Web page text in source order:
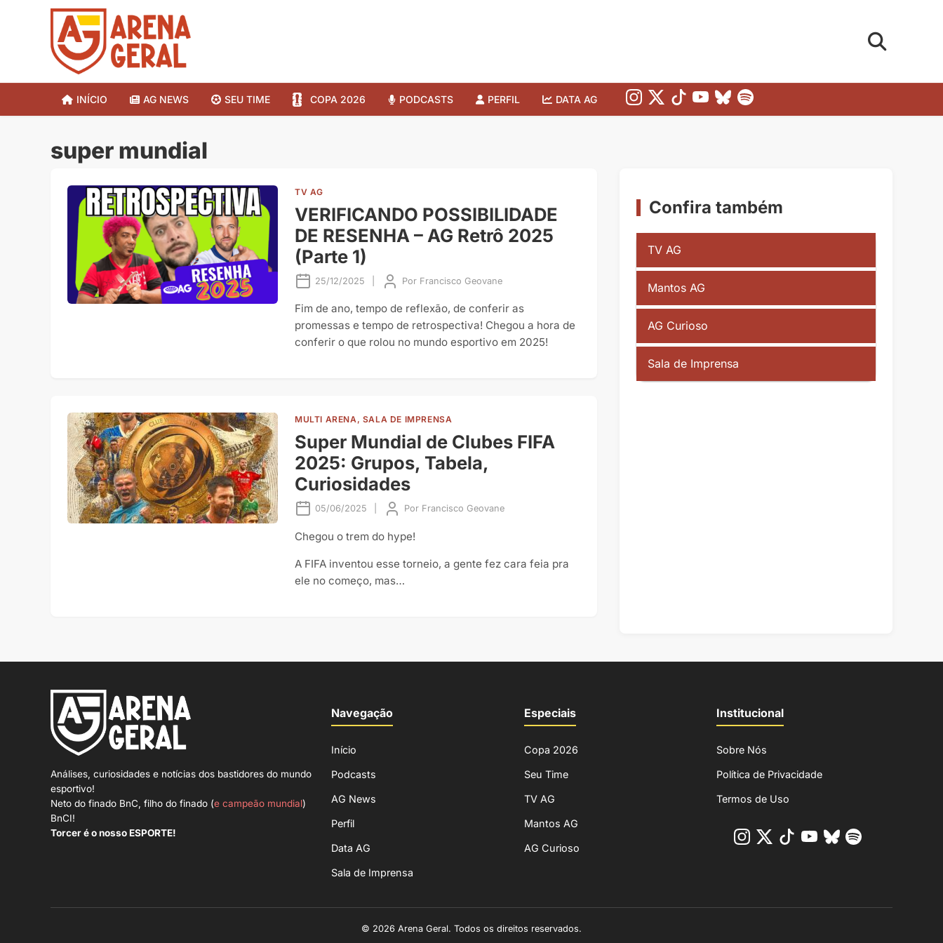
INÍCIO AG NEWS SEU TIME COPA 2026 PODCASTS PERFIL DATA AG
super mundial
TV AG
VERIFICANDO POSSIBILIDADE
DE RESENHA – AG Retrô 2025
(Parte 1)
25/12/2025 Por Francisco Geovane
Fim de ano, tempo de reflexão, de conferir as
promessas e tempo de retrospectiva! Chegou a hora de
conferir o que rolou no mundo esportivo em 2025!
MULTI ARENA, SALA DE IMPRENSA
Super Mundial de Clubes FIFA
2025: Grupos, Tabela,
Curiosidades
05/06/2025 Por Francisco Geovane
Chegou o trem do hype!
A FIFA inventou esse torneio, a gente fez cara feia pra
ele no começo, mas…
Confira também
TV AG
Mantos AG
AG Curioso
Sala de Imprensa
Análises, curiosidades e notícias dos bastidores do mundo
esportivo!
Neto do finado BnC, filho do finado (e campeão mundial)
BnCI!
Torcer é o nosso ESPORTE!
Navegação
Início
Podcasts
AG News
Perfil
Data AG
Sala de Imprensa
Especiais
Copa 2026
Seu Time
TV AG
Mantos AG
AG Curioso
Institucional
Sobre Nós
Política de Privacidade
Termos de Uso
© 2026 Arena Geral. Todos os direitos reservados.